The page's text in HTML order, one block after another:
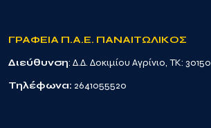
ΓΡΑΦΕΙΑ Π.Α.Ε. ΠΑΝΑΙΤΩΛΙΚΟΣ
Διεύθυνση: Δ.Δ. Δοκιμίου Αγρίνιο, TK: 30150
Τηλέφωνα: 2641055520